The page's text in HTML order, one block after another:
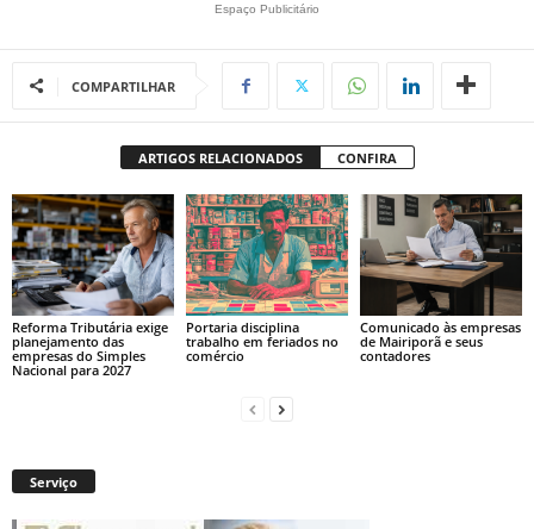
Espaço Publicitário
COMPARTILHAR
ARTIGOS RELACIONADOS CONFIRA
Reforma Tributária exige
planejamento das
empresas do Simples
Nacional para 2027
Portaria disciplina
trabalho em feriados no
comércio
Comunicado às empresas
de Mairiporã e seus
contadores
Serviço